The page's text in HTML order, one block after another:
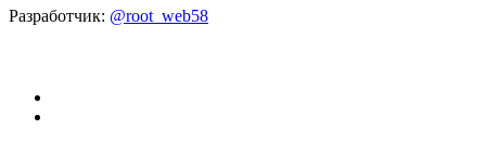
Разработчик: @root_web58